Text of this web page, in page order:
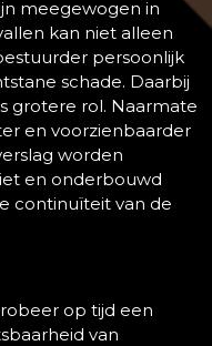
meegewogen in
kan niet alleen
persoonlijk
schade. Daarbij
grotere rol. Naarmate
en voorzienbaarder
worden
en onderbouwd
continuïteit van de
op tijd een
van